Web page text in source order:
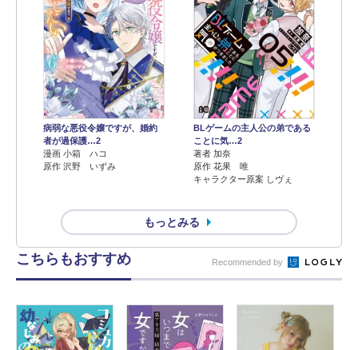
病弱な悪役令嬢ですが、婚約
者が過保護…2
漫画 小箱 ハコ
原作 沢野 いずみ
BLゲームの主人公の弟である
ことに気…2
著者 加奈
原作 花果 唯
キャラクター原案 しヴぇ
もっとみる
こちらもおすすめ Recommended by